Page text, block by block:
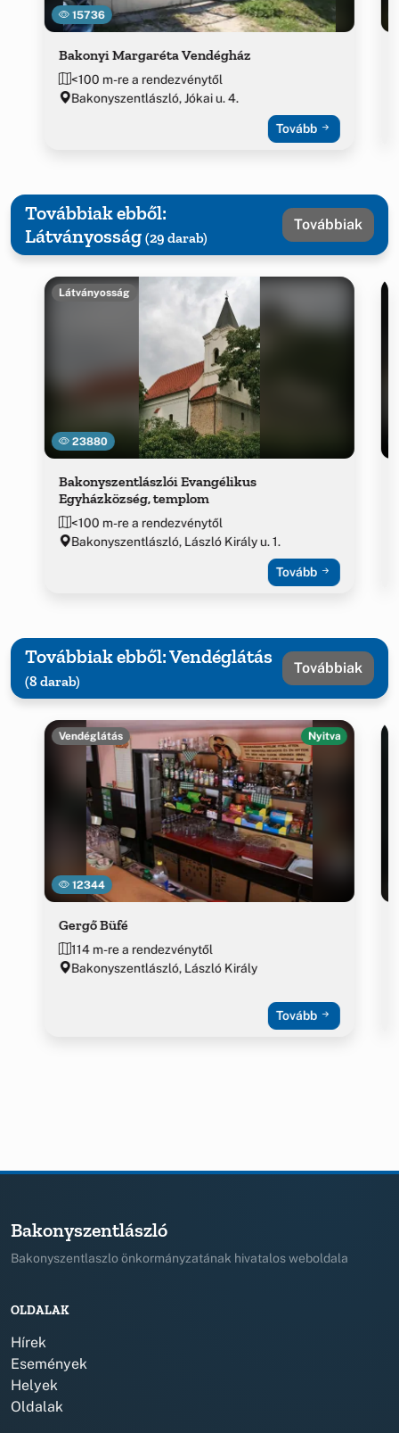
15736
Bakonyi Margaréta Vendégház
<100 m-re a rendezvénytől
Bakonyszentlászló, Jókai u. 4.
Tovább
Továbbiak ebből:
Látványosság (29 darab)
Továbbiak
23880
Látványosság
Bakonyszentlászlói Evangélikus
Egyházközség, templom
<100 m-re a rendezvénytől
Bakonyszentlászló, László Király u. 1.
Tovább
Továbbiak ebből: Vendéglátás
(8 darab)
Továbbiak
12344
Vendéglátás Nyitva
Gergő Büfé
114 m-re a rendezvénytől
Bakonyszentlászló, László Király
Tovább
Bakonyszentlászló
Bakonyszentlaszlo önkormányzatának hivatalos weboldala
OLDALAK
Hírek
Események
Helyek
Oldalak